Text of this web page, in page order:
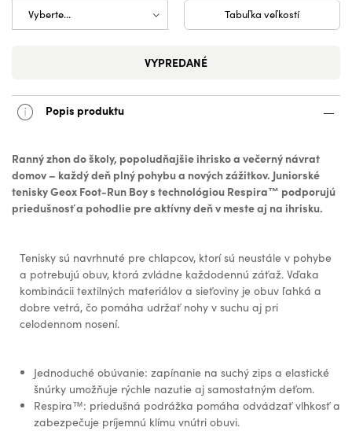
Tabuľka veľkostí
VYPREDANÉ
Popis produktu
Ranný zhon do školy, popoludňajšie ihrisko a večerný návrat
domov – každý deň plný pohybu a nových zážitkov. Juniorské
tenisky Geox Foot-Run Boy s technológiou Respira™ podporujú
priedušnosť a pohodlie pre aktívny deň v meste aj na ihrisku.
Tenisky sú navrhnuté pre chlapcov, ktorí sú neustále v pohybe
a potrebujú obuv, ktorá zvládne každodennú záťaž. Vďaka
kombinácii textilných materiálov a sieťoviny je obuv ľahká a
dobre vetrá, čo pomáha udržať nohy v suchu aj pri
celodennom nosení.
Jednoduché obúvanie: zapínanie na suchý zips a elastické
šnúrky umožňuje rýchle nazutie aj samostatným deťom.
Respira™: priedušná podrážka pomáha odvádzať vlhkosť a
zabezpečuje príjemnú klímu vnútri obuvi.